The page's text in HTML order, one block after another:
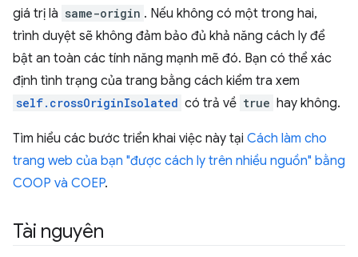
giá trị là same-origin . Nếu không có một trong hai,
trình duyệt sẽ không đảm bảo đủ khả năng cách ly để
bật an toàn các tính năng mạnh mẽ đó. Bạn có thể xác
định tình trạng của trang bằng cách kiểm tra xem
self.crossOriginIsolated có trả về true hay không.
Tìm hiểu các bước triển khai việc này tại Cách làm cho
trang web của bạn "được cách ly trên nhiều nguồn" bằng
COOP và COEP.
Tài nguyên